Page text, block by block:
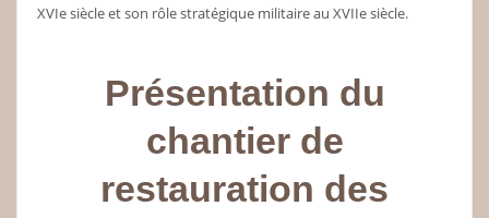
XVIe siècle et son rôle stratégique militaire au XVIIe siècle.
Présentation du
chantier de
restauration des